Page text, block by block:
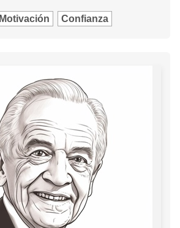
Motivación Confianza